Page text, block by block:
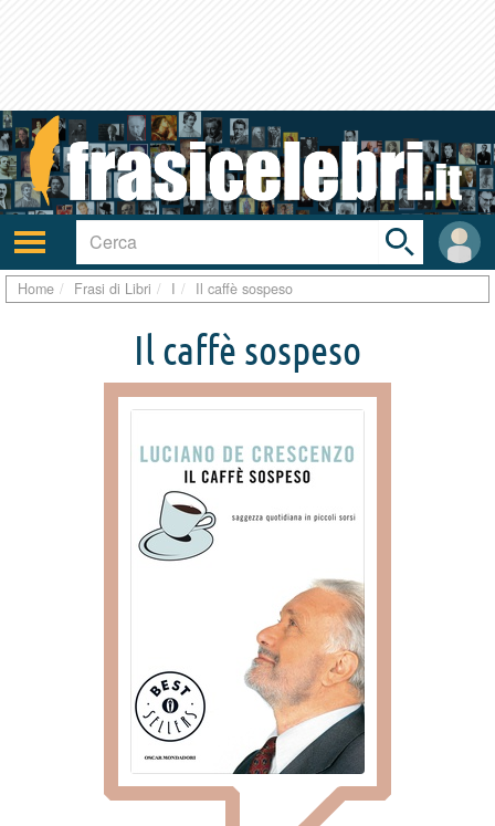
Attiva/disattiva
navigazione
User
area
Toggle
search
bar
Home Frasi di Libri I Il caffè sospeso
Il caffè sospeso